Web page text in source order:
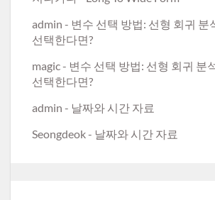
admin - 변수 선택 방법: 선형 회귀 분
선택한다면?
magic- 변수 선택 방법: 선형 회귀 분
선택한다면?
admin - 날짜와 시간 자료
Seongdeok- 날짜와 시간 자료